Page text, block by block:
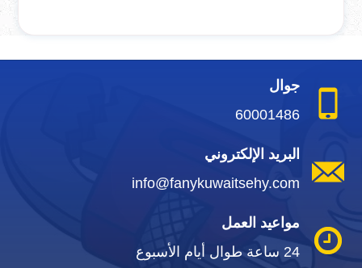
جوال
60001486
البريد الإلكتروني
info@fanykuwaitsehy.com
مواعيد العمل
24 ساعة طوال أيام الأسبوع